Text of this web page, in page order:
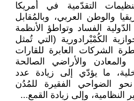
التقدّمية في أمريكا
والوطن العربي، وبالمُقابل
الفساد وتواطؤ الأنظمة
الكُمْبْرادورية (التي تُمثل
الشركات العابرة للقارات
والمعادن والأراضي الصالحة
ما يؤدّي إلى زيادة عدد
نحو الضواحي الفقيرة للمُدُن
النظامية، وإلى زيادة القمع...